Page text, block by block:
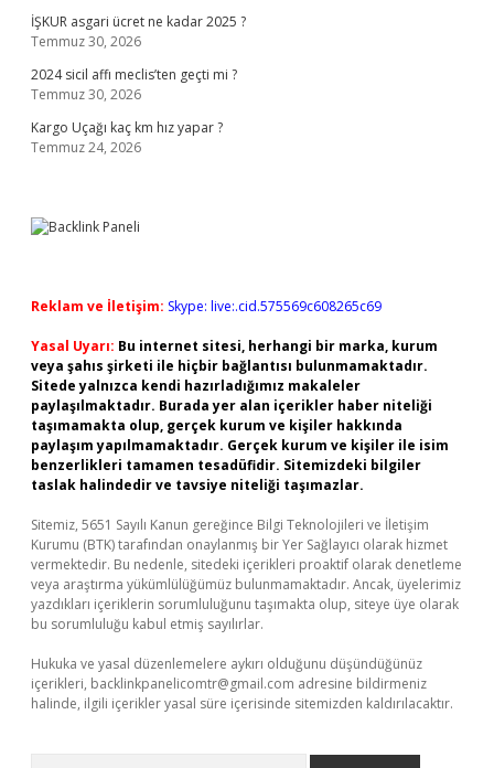
İŞKUR asgari ücret ne kadar 2025 ?
Temmuz 30, 2026
2024 sicil affı meclis’ten geçti mi ?
Temmuz 30, 2026
Kargo Uçağı kaç km hız yapar ?
Temmuz 24, 2026
Reklam ve İletişim: Skype: live:.cid.575569c608265c69
Yasal Uyarı: Bu internet sitesi, herhangi bir marka, kurum
veya şahıs şirketi ile hiçbir bağlantısı bulunmamaktadır.
Sitede yalnızca kendi hazırladığımız makaleler
paylaşılmaktadır. Burada yer alan içerikler haber niteliği
taşımamakta olup, gerçek kurum ve kişiler hakkında
paylaşım yapılmamaktadır. Gerçek kurum ve kişiler ile isim
benzerlikleri tamamen tesadüfidir. Sitemizdeki bilgiler
taslak halindedir ve tavsiye niteliği taşımazlar.
Sitemiz, 5651 Sayılı Kanun gereğince Bilgi Teknolojileri ve İletişim
Kurumu (BTK) tarafından onaylanmış bir Yer Sağlayıcı olarak hizmet
vermektedir. Bu nedenle, sitedeki içerikleri proaktif olarak denetleme
veya araştırma yükümlülüğümüz bulunmamaktadır. Ancak, üyelerimiz
yazdıkları içeriklerin sorumluluğunu taşımakta olup, siteye üye olarak
bu sorumluluğu kabul etmiş sayılırlar.
Hukuka ve yasal düzenlemelere aykırı olduğunu düşündüğünüz
içerikleri, backlinkpanelicomtr@gmail.com adresine bildirmeniz
halinde, ilgili içerikler yasal süre içerisinde sitemizden kaldırılacaktır.